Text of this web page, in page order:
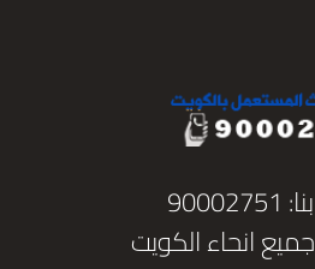
انحاء الكويت